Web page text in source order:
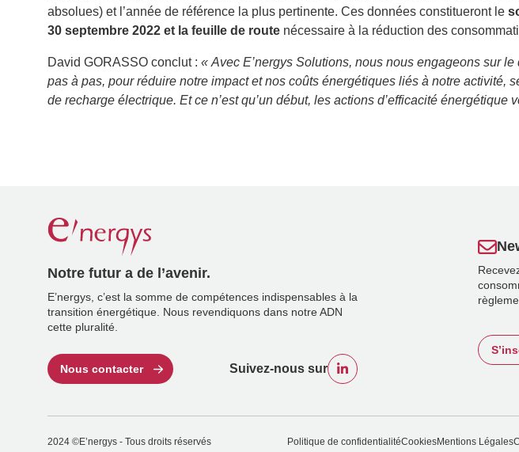
absolues) et l’année de référence la plus pertinente. Ces données constitueront le
30 septembre 2022 et la feuille de route nécessaire à la réduction des
David GORASSO conclut : « Avec E’nergys Solutions, nous nous engageons sur
pas à pas, pour réduire notre impact et nos coûts énergétiques liés à notre activité,
de recharge électrique. Et ce n’est qu’un début, les actions d’efficacité énergétique
Notre futur a de l’avenir.
E’nergys, c’est la somme de compétences indispensables à la
transition énergétique. Nous revendiquons dans notre ADN
cette pluralité.
Nous contacter Suivez-nous sur
2024 ©E’nergys - Tous droits réservés Politique de confidentialitéCookiesMentions Légales